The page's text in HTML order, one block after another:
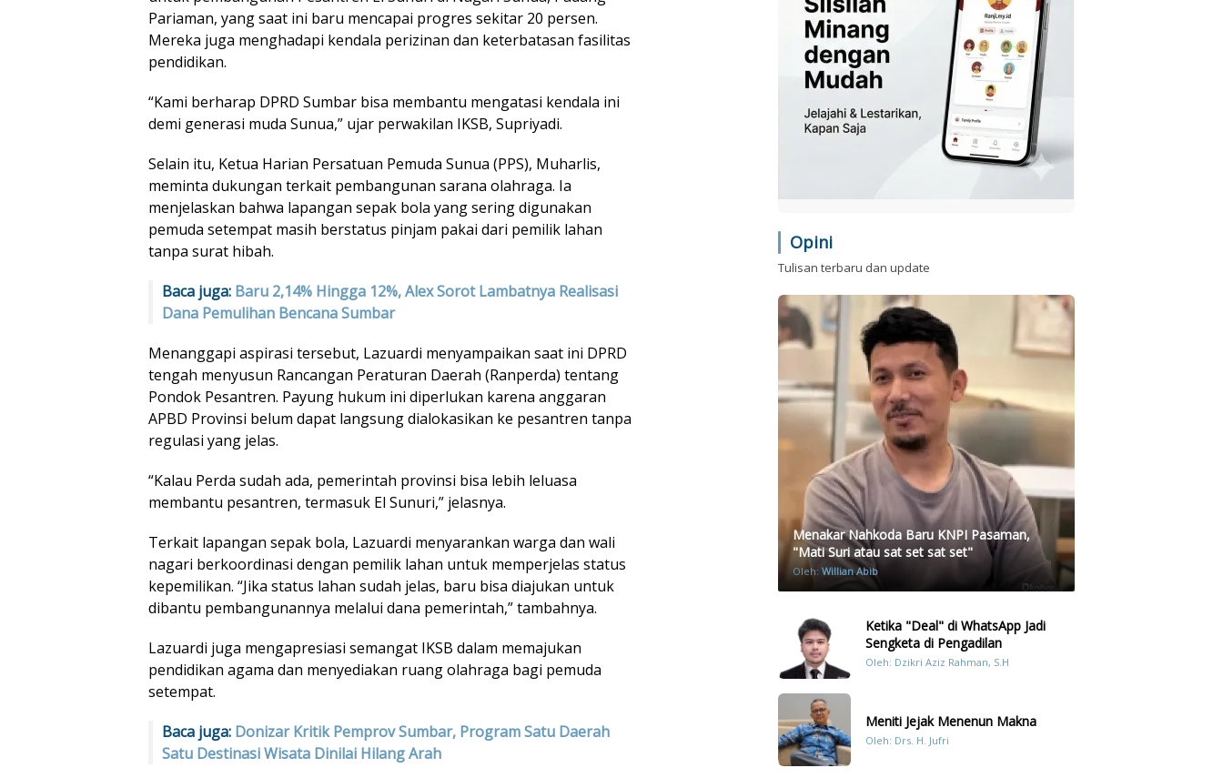
Pariaman, yang saat ini baru mencapai progres sekitar 20 persen.
Mereka juga menghadapi kendala perizinan dan keterbatasan fasilitas
pendidikan.
“Kami berharap DPRD Sumbar bisa membantu mengatasi kendala ini
demi generasi muda Sunua,” ujar perwakilan IKSB, Supriyadi.
Selain itu, Ketua Harian Persatuan Pemuda Sunua (PPS), Muharlis,
meminta dukungan terkait pembangunan sarana olahraga. Ia
menjelaskan bahwa lapangan sepak bola yang sering digunakan
pemuda setempat masih berstatus pinjam pakai dari pemilik lahan
tanpa surat hibah.
Baca juga: Baru 2,14% Hingga 12%, Alex Sorot Lambatnya Realisasi
Dana Pemulihan Bencana Sumbar
Menanggapi aspirasi tersebut, Lazuardi menyampaikan saat ini DPRD
tengah menyusun Rancangan Peraturan Daerah (Ranperda) tentang
Pondok Pesantren. Payung hukum ini diperlukan karena anggaran
APBD Provinsi belum dapat langsung dialokasikan ke pesantren tanpa
regulasi yang jelas.
“Kalau Perda sudah ada, pemerintah provinsi bisa lebih leluasa
membantu pesantren, termasuk El Sunuri,” jelasnya.
Terkait lapangan sepak bola, Lazuardi menyarankan warga dan wali
nagari berkoordinasi dengan pemilik lahan untuk memperjelas status
kepemilikan. “Jika status lahan sudah jelas, baru bisa diajukan untuk
dibantu pembangunannya melalui dana pemerintah,” tambahnya.
Lazuardi juga mengapresiasi semangat IKSB dalam memajukan
pendidikan agama dan menyediakan ruang olahraga bagi pemuda
setempat.
Baca juga: Donizar Kritik Pemprov Sumbar, Program Satu Daerah
Satu Destinasi Wisata Dinilai Hilang Arah
Opini
Tulisan terbaru dan update
Menakar Nahkoda Baru KNPI Pasaman,
"Mati Suri atau sat set sat set"
Oleh: Willian Abib
Ketika "Deal" di WhatsApp Jadi
Sengketa di Pengadilan
Oleh: Dzikri Aziz Rahman, S.H
Meniti Jejak Menenun Makna
Oleh: Drs. H. Jufri